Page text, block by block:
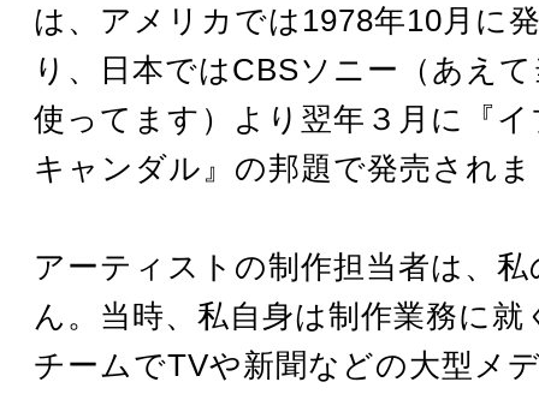
は、アメリカでは1978年10月に
り、日本ではCBSソニー（あえ
使ってます）より翌年３月に『
キャンダル』の邦題で発売され
アーティストの制作担当者は、
ん。当時、私自身は制作業務に就
チームでTVや新聞などの大型メ